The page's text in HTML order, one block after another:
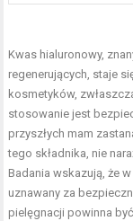
Kwas hialuronowy,
regenerujących, staje
kosmetyków,
stosowanie jest
przyszłych mam
tego składnika, nie
Badania wskazują, że
uznawany za
pielęgnacji powinna